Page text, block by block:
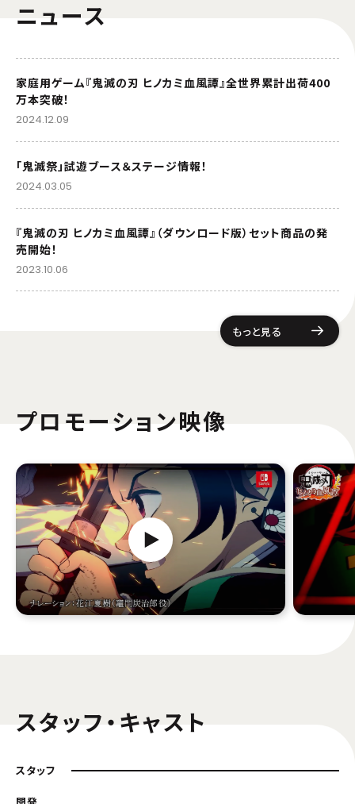
ニュース
家庭用ゲーム『鬼滅の刃 ヒノカミ血風譚』全世界累計出荷400
万本突破！
2024.12.09
「鬼滅祭」試遊ブース＆ステージ情報！
2024.03.05
『鬼滅の刃 ヒノカミ血風譚』（ダウンロード版）セット商品の発
売開始！
2023.10.06
もっと見る
プロモーション映像
スタッフ・キャスト
スタッフ